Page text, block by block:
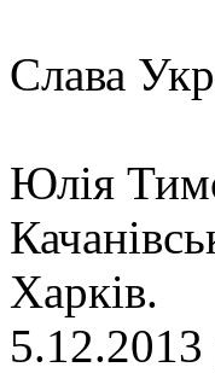
Слава
Юлія
Харків.
5.12.2013